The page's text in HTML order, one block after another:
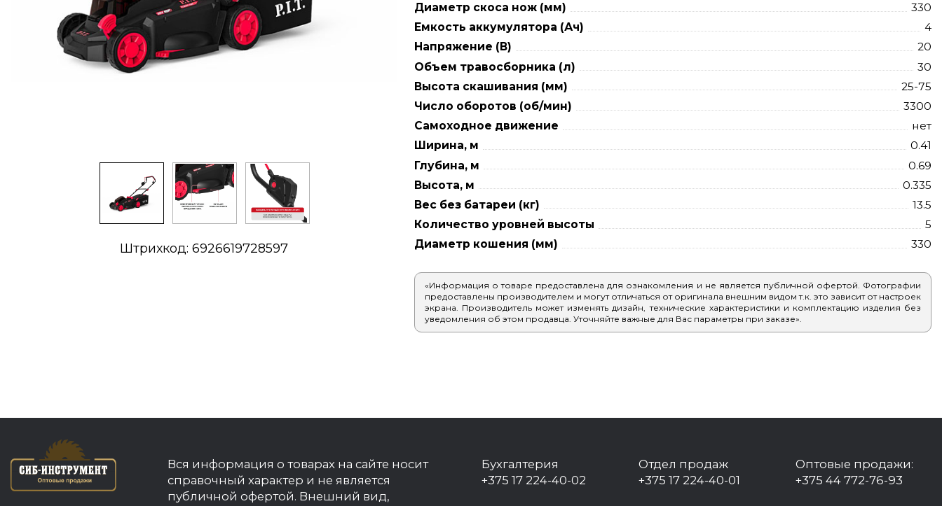
Штрихкод: 6926619728597
Диаметр скоса нож (мм)
330
Емкость аккумулятора (Ач)
4
Напряжение (В)
20
Объем травосборника (л)
30
Высота скашивания (мм)
25-75
Число оборотов (об/мин)
3300
Самоходное движение
нет
Ширина, м
0.41
Глубина, м
0.69
Высота, м
0.335
Вес без батареи (кг)
13.5
Количество уровней высоты
5
Диаметр кошения (мм)
330
«Информация о товаре предоставлена для ознакомления и не является публичной офертой. Фотографии
предоставлены производителем и могут отличаться от оригинала внешним видом т.к. это зависит от настроек
экрана. Производитель может изменять дизайн, технические характеристики и комплектацию изделия без
уведомления об этом продавца. Уточняйте важные для Вас параметры при заказе».
Вся информация о товарах на сайте носит
справочный характер и не является
публичной офертой. Внешний вид,
Бухгалтерия
+375 17 224-40-02
Отдел продаж
+375 17 224-40-01
Оптовые продажи:
+375 44 772-76-93